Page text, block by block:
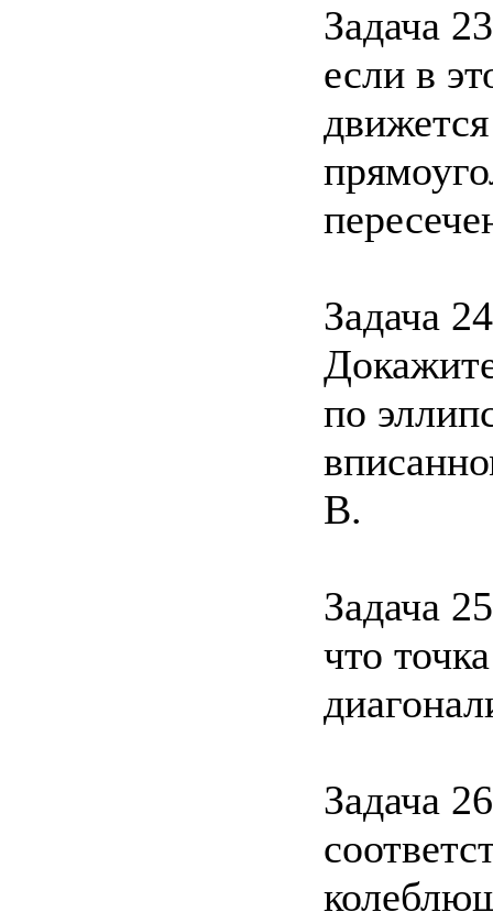
Задача
если в
Задача
по
В.
Задача
что
Задача